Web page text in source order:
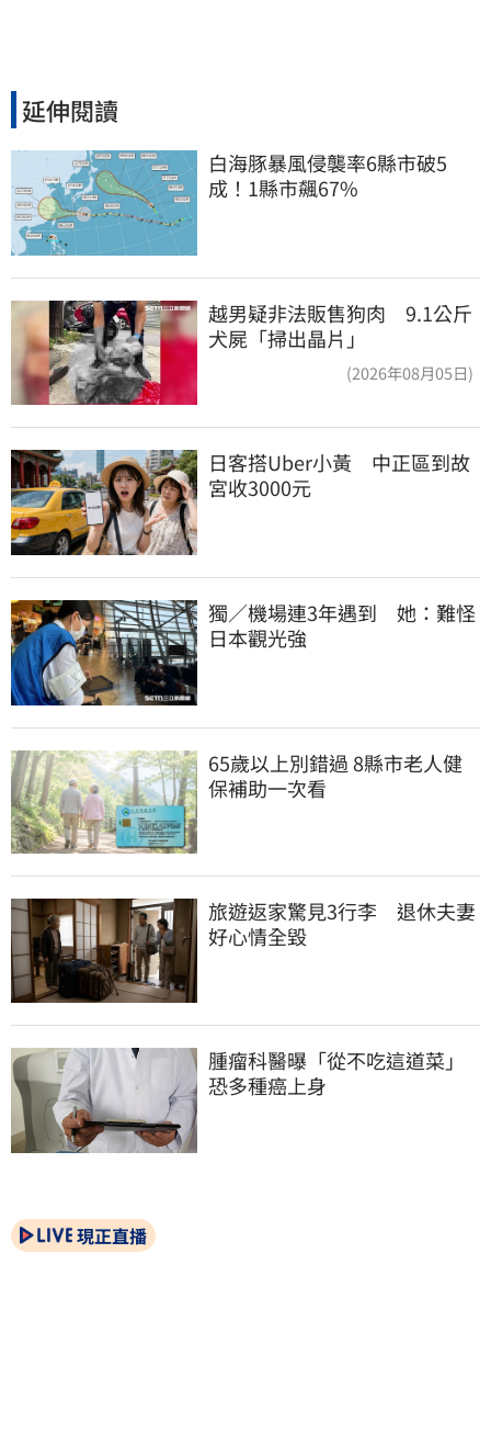
延伸閱讀
白海豚暴風侵襲率6縣市破5
成！1縣市飆67%
越男疑非法販售狗肉 9.1公斤
犬屍「掃出晶片」
(2026年08月05日)
日客搭Uber小黃　中正區到故
宮收3000元
獨／機場連3年遇到　她：難怪
日本觀光強
65歲以上別錯過 8縣市老人健
保補助一次看
旅遊返家驚見3行李　退休夫妻
好心情全毀
腫瘤科醫曝「從不吃這道菜」
恐多種癌上身
現正直播